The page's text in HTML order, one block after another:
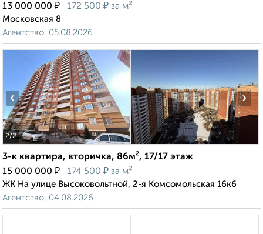
13 000 000 ₽ 172 500 ₽ за м²
Московская 8
Агентство, 05.08.2026
2/2
‹ ›
3-к квартира, вторичка, 86м², 17/17 этаж
15 000 000 ₽ 174 500 ₽ за м²
ЖК На улице Высоковольтной, 2-я Комсомольская 16к6
Агентство, 04.08.2026